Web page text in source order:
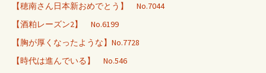
【穂南さん日本新おめでとう】 No.7044
【酒粕レーズン2】 No.6199
【胸が厚くなったような】No.7728
【時代は進んでいる】 No.546